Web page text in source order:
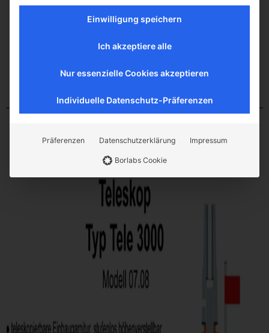
Einwilligung speichern
Ich akzeptiere alle
Nur essenzielle Cookies akzeptieren
Individuelle Datenschutz-Präferenzen
Präferenzen Datenschutzerklärung Impressum
Borlabs Cookie